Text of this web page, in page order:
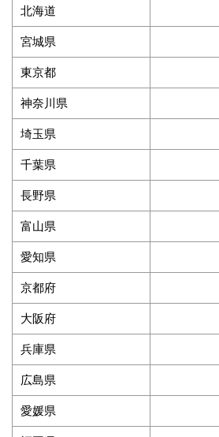
北海道
宮城県
東京都
神奈川県
埼玉県
千葉県
長野県
富山県
愛知県
京都府
大阪府
兵庫県
広島県
愛媛県